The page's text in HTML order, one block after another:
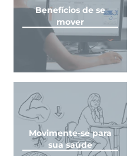
Benefícios de se
mover
Movimente-se para
sua saúde